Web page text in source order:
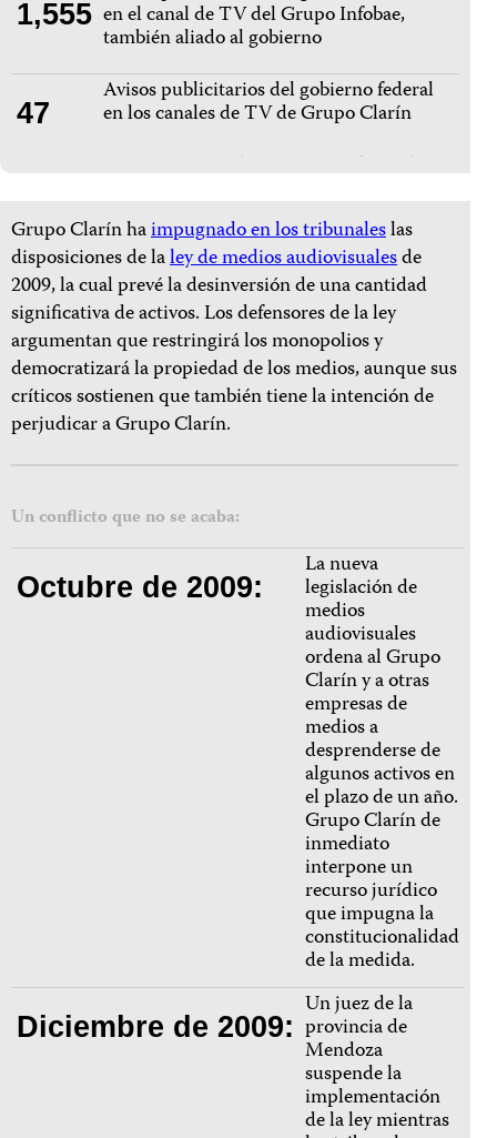
1,555 en el canal de TV del Grupo Infobae,
también aliado al gobierno
47
Avisos publicitarios del gobierno federal
en los canales de TV de Grupo Clarín
Grupo Clarín haimpugnado en los tribunaleslas
disposiciones de laley de medios audiovisualesde
2009, la cual prevé la desinversión de una cantidad
significativa de activos. Los defensores de la ley
argumentan que restringirá los monopolios y
democratizará la propiedad de los medios, aunque sus
críticos sostienen que también tiene la intención de
perjudicar a Grupo Clarín.
Un conflicto que no se acaba:
Octubre de 2009:
La nueva
legislación de
medios
audiovisuales
ordena al Grupo
Clarín y a otras
empresas de
medios a
desprenderse de
algunos activos en
el plazo de un año.
Grupo Clarín de
inmediato
interpone un
recurso jurídico
que impugna la
constitucionalidad
de la medida.
Diciembre de 2009:
Un juez de la
provincia de
Mendoza
suspende la
implementación
de la ley mientras